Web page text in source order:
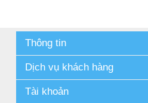
Thông tin
Dịch vụ khách hàng
Tài khoản